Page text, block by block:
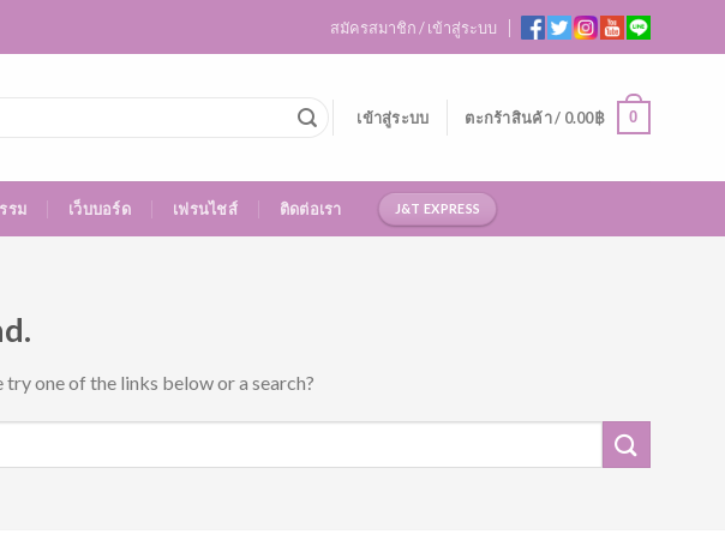
สมัครสมาชิก / เข้าสู่ระบบ
เข้าสู่ระบบ ตะกร้าสินค้า / 0.00฿ 0
รม เว็บบอร์ด เฟรนไชส์ ติดต่อเรา J&T EXPRESS
one of the links below or a search?